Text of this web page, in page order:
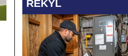
REKYL